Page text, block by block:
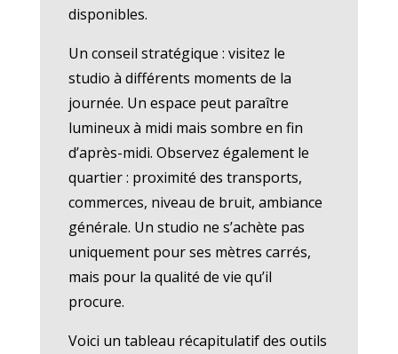
disponibles.
Un conseil stratégique : visitez le
studio à différents moments de la
journée. Un espace peut paraître
lumineux à midi mais sombre en fin
d’après-midi. Observez également le
quartier : proximité des transports,
commerces, niveau de bruit, ambiance
générale. Un studio ne s’achète pas
uniquement pour ses mètres carrés,
mais pour la qualité de vie qu’il
procure.
Voici un tableau récapitulatif des outils